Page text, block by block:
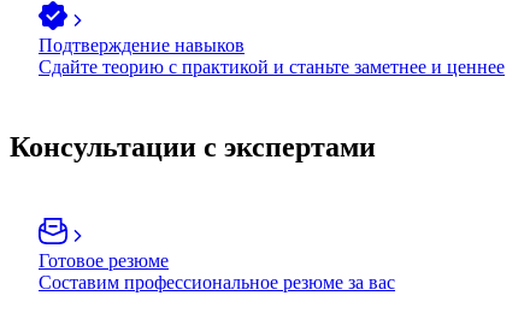
Подтверждение навыков
Сдайте теорию с практикой и станьте заметнее и ценнее
Консультации с экспертами
Готовое резюме
Составим профессиональное резюме за вас